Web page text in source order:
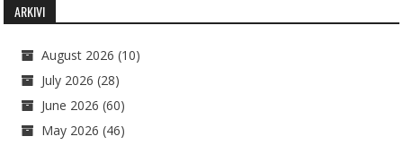
ARKIVI
August 2026 (10)
July 2026 (28)
June 2026 (60)
May 2026 (46)